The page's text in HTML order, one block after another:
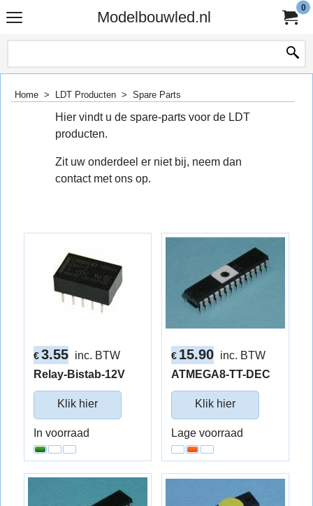
Modelbouwled.nl
0
Home > LDT Producten > Spare Parts
Hier vindt u de spare-parts voor de LDT
producten.
Zit uw onderdeel er niet bij, neem dan
contact met ons op.
€ 3.55 inc. BTW
Relay-Bistab-12V
Klik hier
In voorraad
€ 15.90 inc. BTW
ATMEGA8-TT-DEC
Klik hier
Lage voorraad